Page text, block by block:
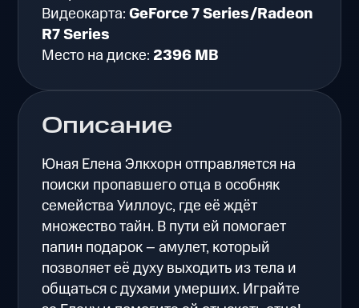
Описание
Юная Елена Элкхорн отправляется на
поиски пропавшего отца в особняк
семейства Уиллоус, где её ждёт
множество тайн. В пути ей помогает
папин подарок – амулет, который
позволяет её духу выходить из тела и
общаться с духами умерших. Играйте
Видеокарта:GeForce 7 Series/Radeon
R7 Series
Место на диске: 2396 MB